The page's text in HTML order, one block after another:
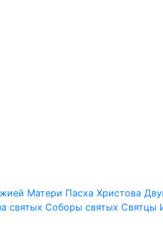
Матери Пасха Христова
святых Соборы святых Святцы